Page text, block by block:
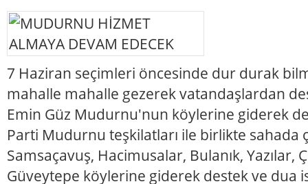
7 Haziran seçimleri öncesinde dur durak
mahalle mahalle gezerek vatandaşlardan
Emin Güz Mudurnu'nun köylerine giderek
Parti Mudurnu teşkilatları ile birlikte sahada
Samsaçavuş, Hacimusalar, Bulanık, Yazılar,
Güveytepe köylerine giderek destek ve dua